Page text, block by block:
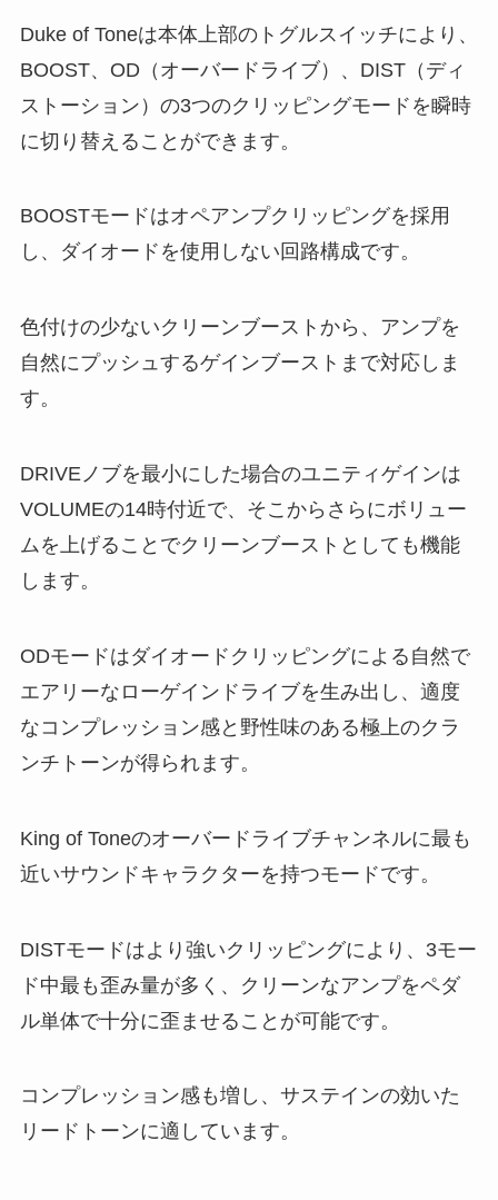
Duke of Toneは本体上部のトグルスイッチにより、
BOOST、OD（オーバードライブ）、DIST（ディ
ストーション）の3つのクリッピングモードを瞬時
に切り替えることができます。
BOOSTモードはオペアンプクリッピングを採用
し、ダイオードを使用しない回路構成です。
色付けの少ないクリーンブーストから、アンプを
自然にプッシュするゲインブーストまで対応しま
す。
DRIVEノブを最小にした場合のユニティゲインは
VOLUMEの14時付近で、そこからさらにボリュー
ムを上げることでクリーンブーストとしても機能
します。
ODモードはダイオードクリッピングによる自然で
エアリーなローゲインドライブを生み出し、適度
なコンプレッション感と野性味のある極上のクラ
ンチトーンが得られます。
King of Toneのオーバードライブチャンネルに最も
近いサウンドキャラクターを持つモードです。
DISTモードはより強いクリッピングにより、3モー
ド中最も歪み量が多く、クリーンなアンプをペダ
ル単体で十分に歪ませることが可能です。
コンプレッション感も増し、サステインの効いた
リードトーンに適しています。